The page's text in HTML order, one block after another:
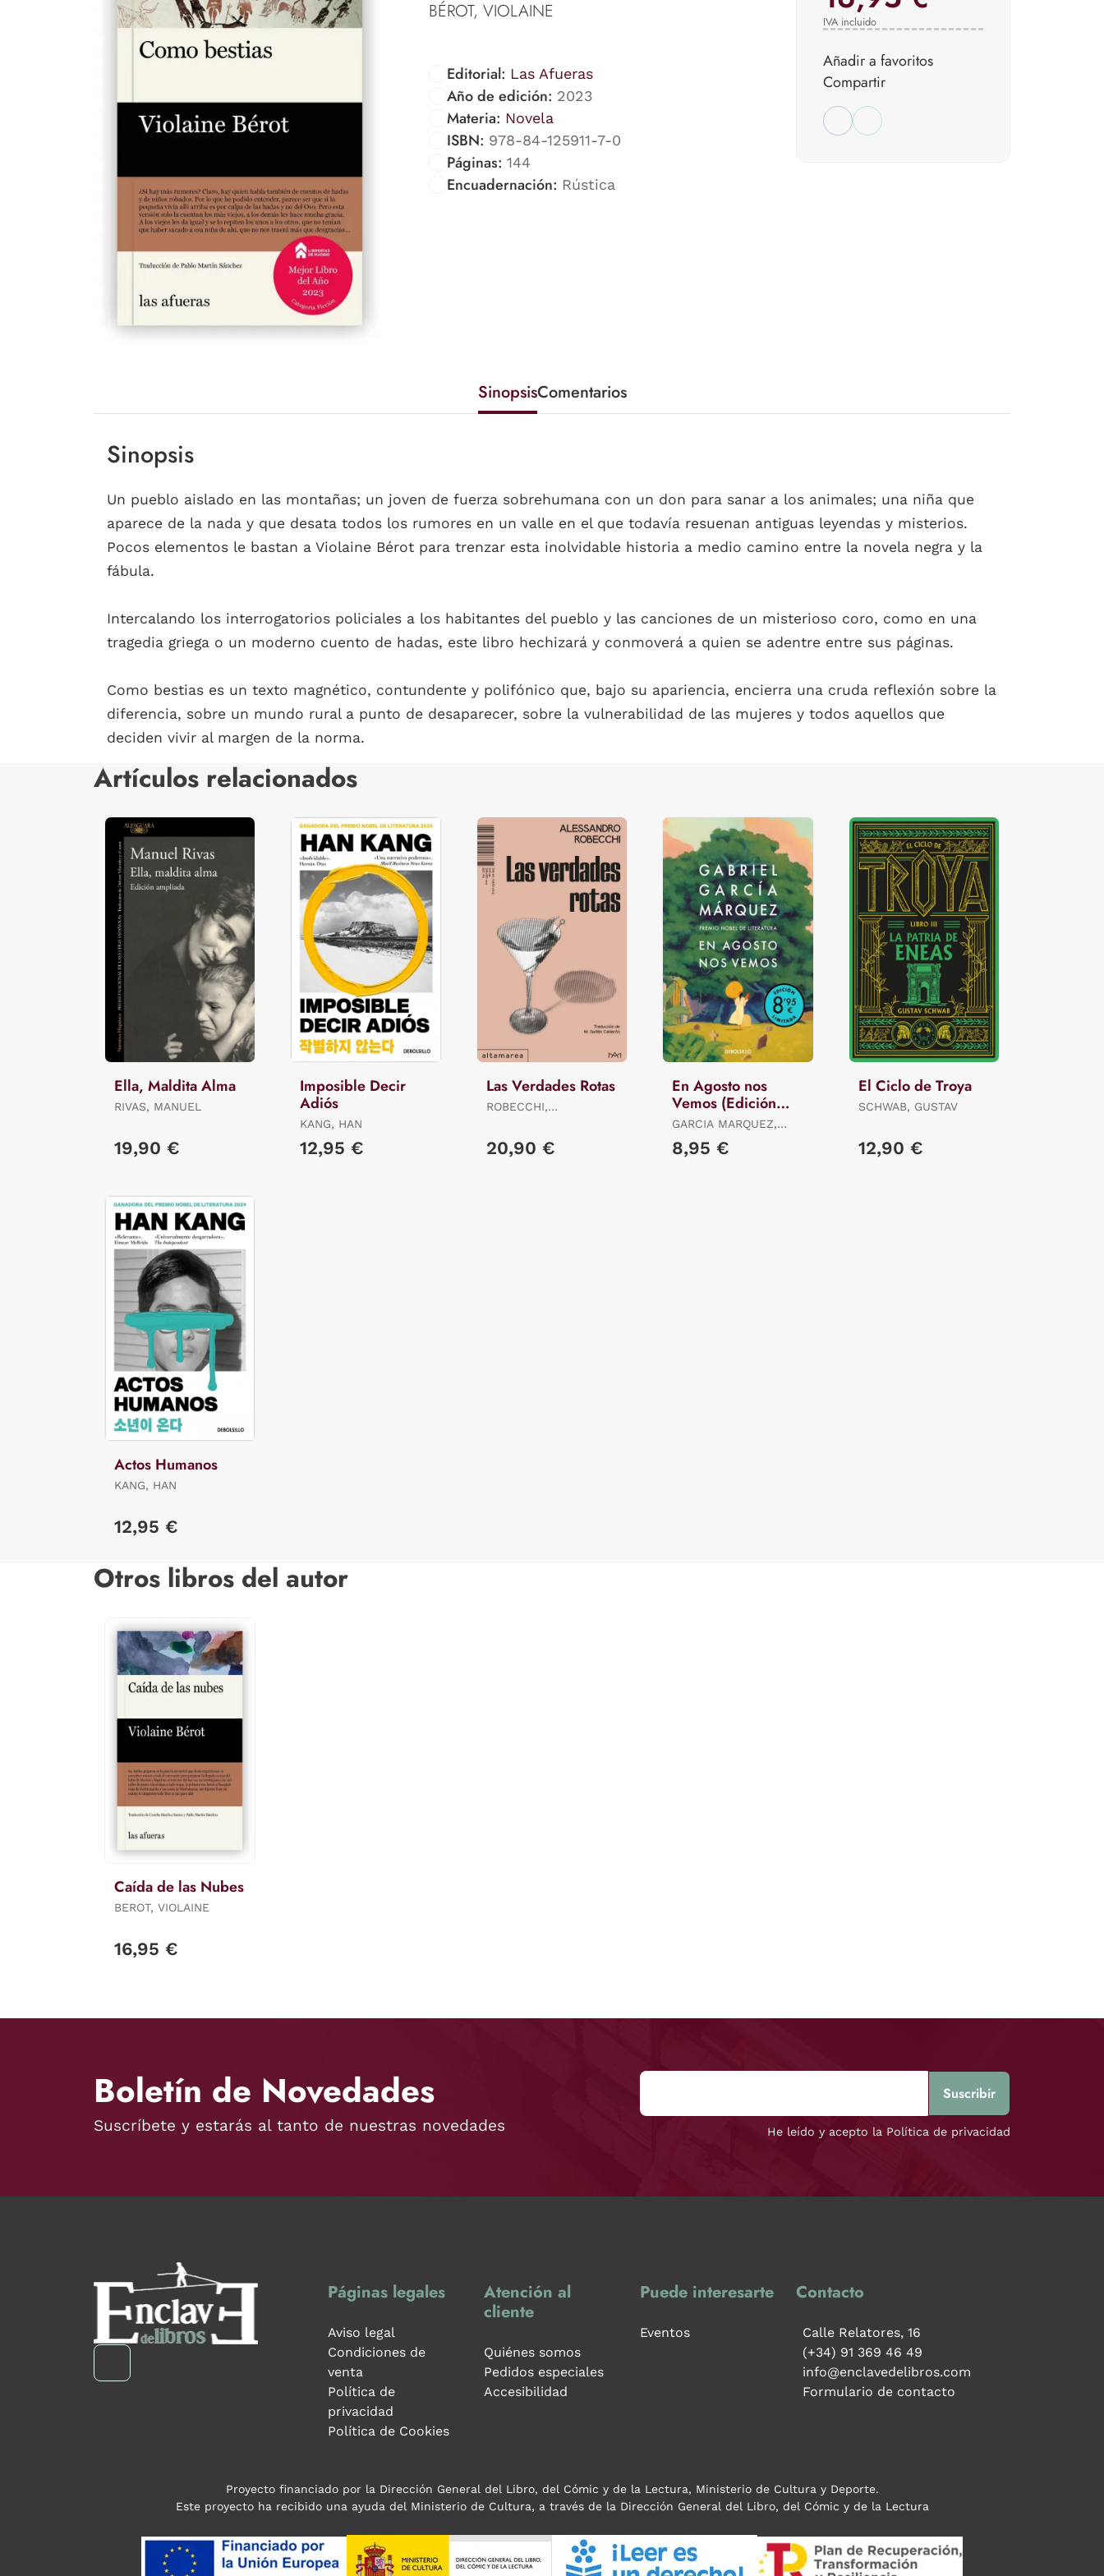
BÉROT, VIOLAINE
Editorial: Las Afueras
Año de edición: 2023
Materia: Novela
ISBN: 978-84-125911-7-0
Páginas: 144
Encuadernación: Rústica
IVA incluido
Añadir a favoritos
Compartir
SinopsisComentarios
Sinopsis
Un pueblo aislado en las montañas; un joven de fuerza sobrehumana con un don para sanar a los animales; una niña que
aparece de la nada y que desata todos los rumores en un valle en el que todavía resuenan antiguas leyendas y misterios.
Pocos elementos le bastan a Violaine Bérot para trenzar esta inolvidable historia a medio camino entre la novela negra y la
fábula.
Intercalando los interrogatorios policiales a los habitantes del pueblo y las canciones de un misterioso coro, como en una
tragedia griega o un moderno cuento de hadas, este libro hechizará y conmoverá a quien se adentre entre sus páginas.
Como bestias es un texto magnético, contundente y polifónico que, bajo su apariencia, encierra una cruda reflexión sobre la
diferencia, sobre un mundo rural a punto de desaparecer, sobre la vulnerabilidad de las mujeres y todos aquellos que
deciden vivir al margen de la norma.
Artículos relacionados
Ella, Maldita Alma
RIVAS, MANUEL
19,90 €
Imposible Decir
Adiós
KANG, HAN
12,95 €
Las Verdades Rotas
ROBECCHI,
20,90 €
En Agosto nos
Vemos (Edición
Limitada)
GARCIA MARQUEZ,
8,95 €
El Ciclo de Troya
SCHWAB, GUSTAV
12,90 €
Actos Humanos
KANG, HAN
12,95 €
Otros libros del autor
Caída de las Nubes
BEROT, VIOLAINE
16,95 €
Boletín de Novedades
Suscríbete y estarás al tanto de nuestras novedades He leído y acepto la Política de privacidad
Páginas legales
Aviso legal
Condiciones de
venta
Política de
privacidad
Política de Cookies
Atención al
cliente
Quiénes somos
Pedidos especiales
Accesibilidad
Puede interesarte
Eventos
Contacto
Calle Relatores, 16
(+34) 91 369 46 49
info@enclavedelibros.com
Formulario de contacto
Proyecto financiado por la Dirección General del Libro, del Cómic y de la Lectura, Ministerio de Cultura y Deporte.
Este proyecto ha recibido una ayuda del Ministerio de Cultura, a través de la Dirección General del Libro, del Cómic y de la Lectura